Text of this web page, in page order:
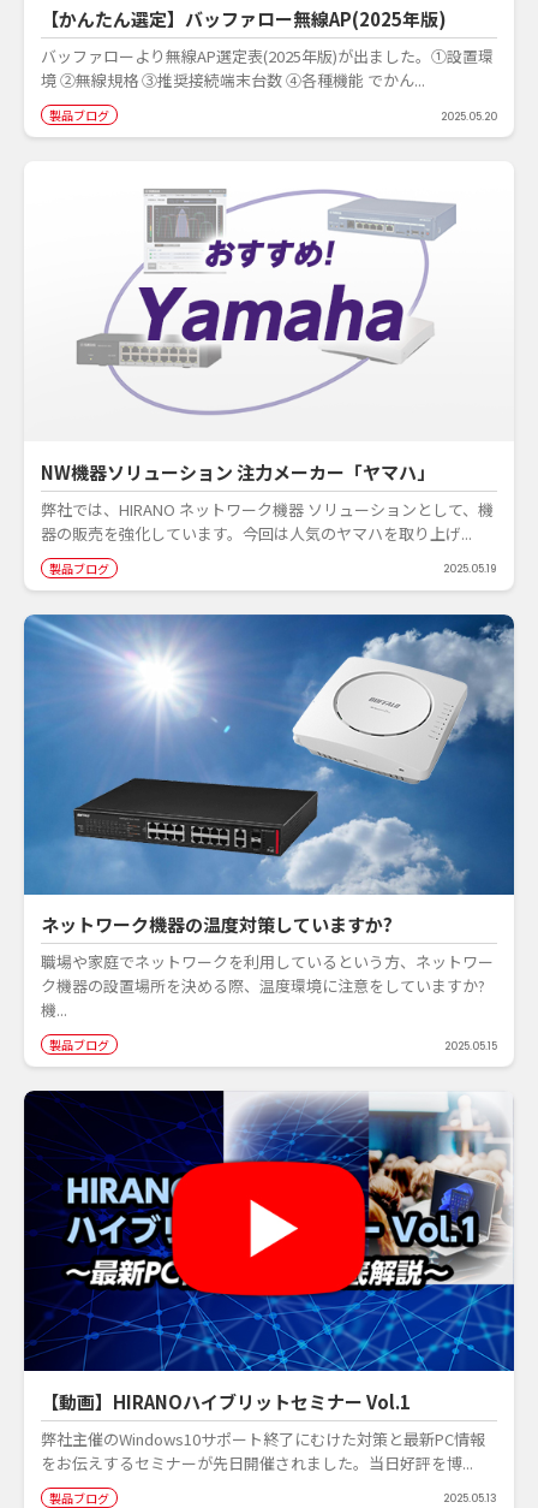
【かんたん選定】バッファロー無線AP(2025年版)
バッファローより無線AP選定表(2025年版)が出ました。①設置環
境 ②無線規格 ③推奨接続端末台数 ④各種機能 でかん...
製品ブログ 2025.05.20
NW機器ソリューション 注力メーカー「ヤマハ」
弊社では、HIRANO ネットワーク機器 ソリューションとして、機
器の販売を強化しています。今回は人気のヤマハを取り上げ...
製品ブログ 2025.05.19
ネットワーク機器の温度対策していますか?
職場や家庭でネットワークを利用しているという方、ネットワー
ク機器の設置場所を決める際、温度環境に注意をしていますか?
機...
製品ブログ 2025.05.15
【動画】HIRANOハイブリットセミナー Vol.1
弊社主催のWindows10サポート終了にむけた対策と最新PC情報
をお伝えするセミナーが先日開催されました。当日好評を博...
製品ブログ 2025.05.13